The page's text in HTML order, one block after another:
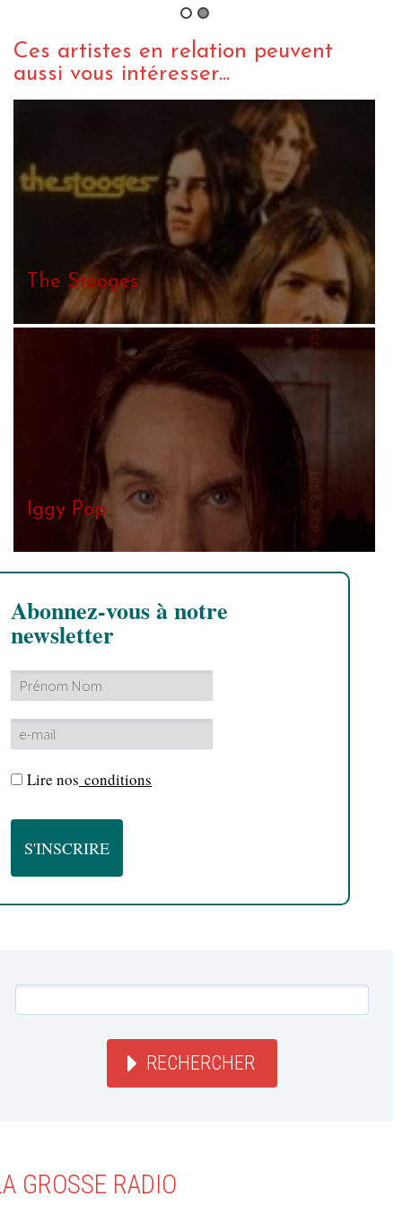
Ces artistes en relation peuvent
aussi vous intéresser...
The Stooges
Iggy Pop
Abonnez-vous à notre
newsletter
Lire nos conditions
RECHERCHER
GROSSE RADIO